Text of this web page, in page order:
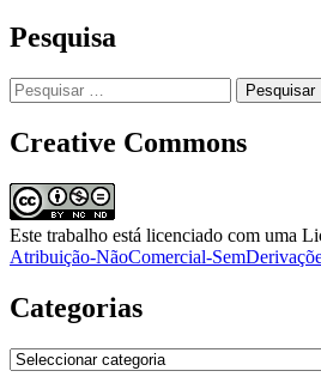
Pesquisa
Pesquisar
por:
Creative Commons
Este trabalho está licenciado com uma
Atribuição-NãoComercial-
Categorias
Categorias